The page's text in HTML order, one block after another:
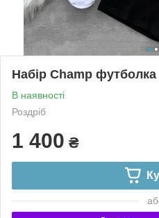
Набір Champ
В наявності
Роздріб
1 400 ₴